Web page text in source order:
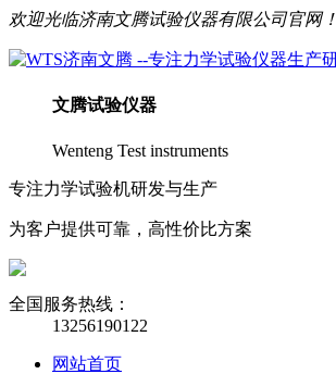
欢迎光临济南文腾试验仪器有限公司官网！
文腾试验仪器
Wenteng Test instruments
专注力学试验机研发与生产
为客户提供可靠，高性价比方案
全国服务热线：
13256190122
网站首页